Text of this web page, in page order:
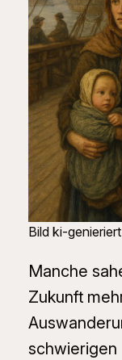
Bild ki-
Manche
Zukunft
schwierigen